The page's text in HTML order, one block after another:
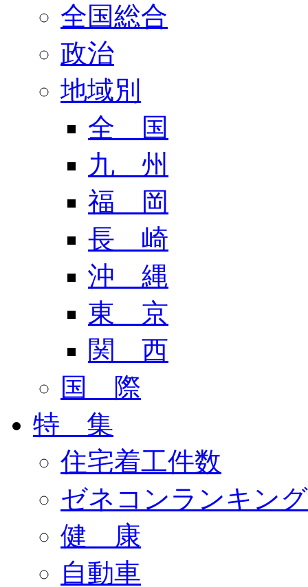
全国総合
政治
地域別
全 国
九 州
福 岡
長 崎
沖 縄
東 京
関 西
国 際
特 集
住宅着工件数
ゼネコンランキング
健 康
自動車